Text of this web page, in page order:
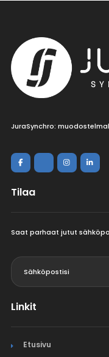
JuraSynchro:
Tilaa
Saat parhaat jutut
Linkit
Etusivu